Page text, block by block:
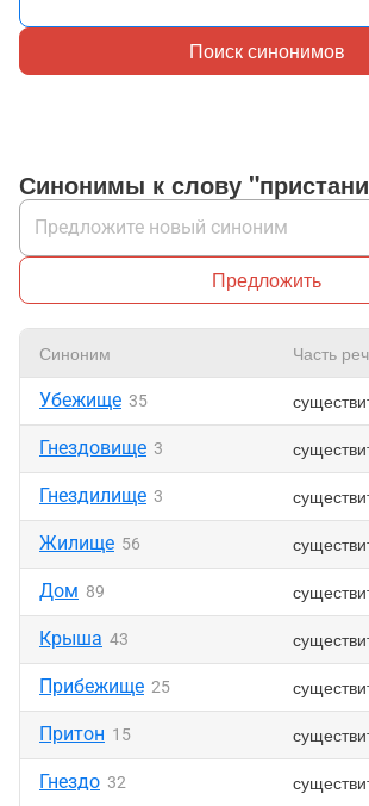
Поиск синонимов
Синонимы к слову
Предложить
Синоним Часть
Убежище 35
Гнездовище 3
Гнездилище 3
Жилище 56
Дом 89
Крыша 43
Прибежище 25
Притон 15
Гнездо 32